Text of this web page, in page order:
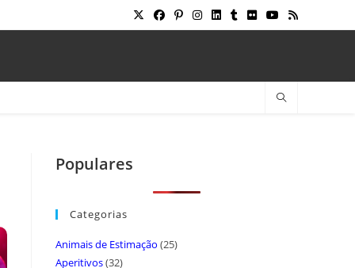
Populares
Categorias
Animais de Estimação (25)
Aperitivos(32)